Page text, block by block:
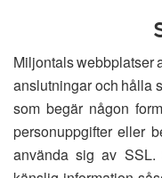
Miljontals webbplatser
anslutningar och hålla
som begär någon
personuppgifter eller
använda sig av SSL.